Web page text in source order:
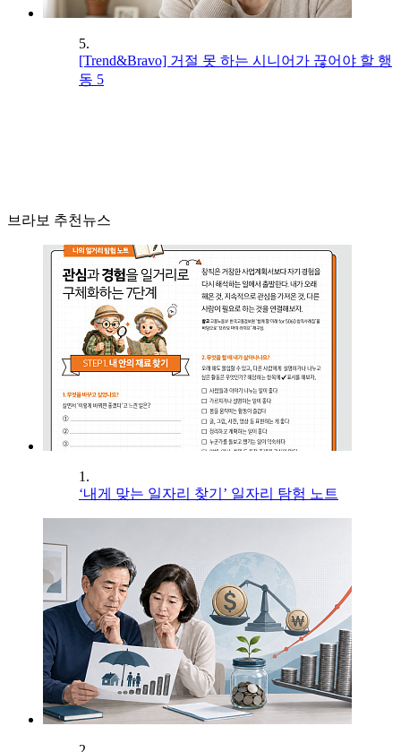
5.
[Trend&Bravo] 거절 못 하는 시니어가 끊어야 할 행
동 5
브라보 추천뉴스
1.
‘내게 맞는 일자리 찾기’ 일자리 탐험 노트